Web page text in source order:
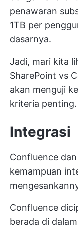
penawaran
1TB per
dasarnya.
Jadi, mari kita
SharePoint vs
akan menguji
kriteria penting.
Integrasi
Confluence
kemampuan
Confluence
berada di